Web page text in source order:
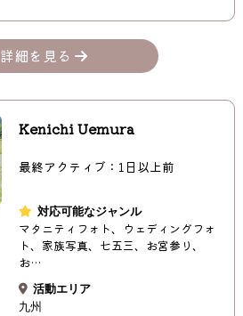
詳細を見る
Kenichi Uemura
最終アクティブ：1日以上前
対応可能なジャンル
マタニティフォト、ウェディングフォ
ト、家族写真、七五三、お宮参り、
お…
活動エリア
九州